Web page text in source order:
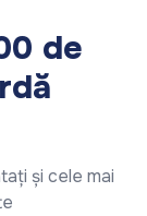
de
și cele mai